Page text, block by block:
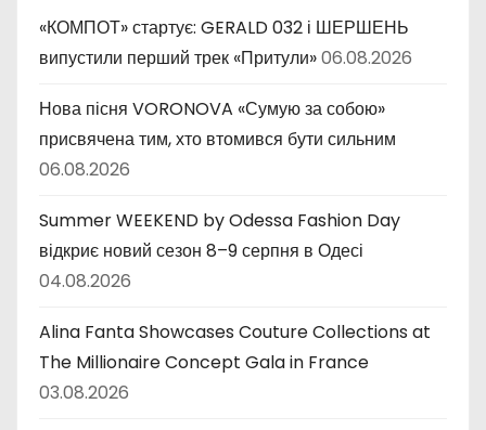
и
«КОМПОТ» стартує: GERALD 032 і ШЕРШЕНЬ
випустили перший трек «Притули»06.08.2026
Нова пісня VORONOVA «Сумую за собою»
присвячена тим, хто втомився бути сильним
06.08.2026
Summer WEEKEND by Odessa Fashion Day
відкриє новий сезон 8–9 серпня в Одесі
04.08.2026
Alina Fanta Showcases Couture Collections at
The Millionaire Concept Gala in France
03.08.2026